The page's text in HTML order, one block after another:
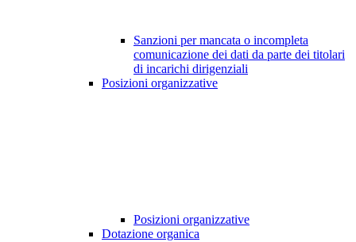
Sanzioni per mancata o incompleta
comunicazione dei dati da parte dei titolari
di incarichi dirigenziali
Posizioni organizzative
Posizioni organizzative
Dotazione organica